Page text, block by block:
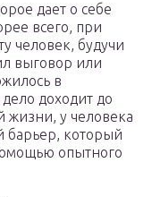
дает о себе
всего, при
человек, будучи
выговор или
в
доходит до
жизни, у человека
барьер, который
опытного